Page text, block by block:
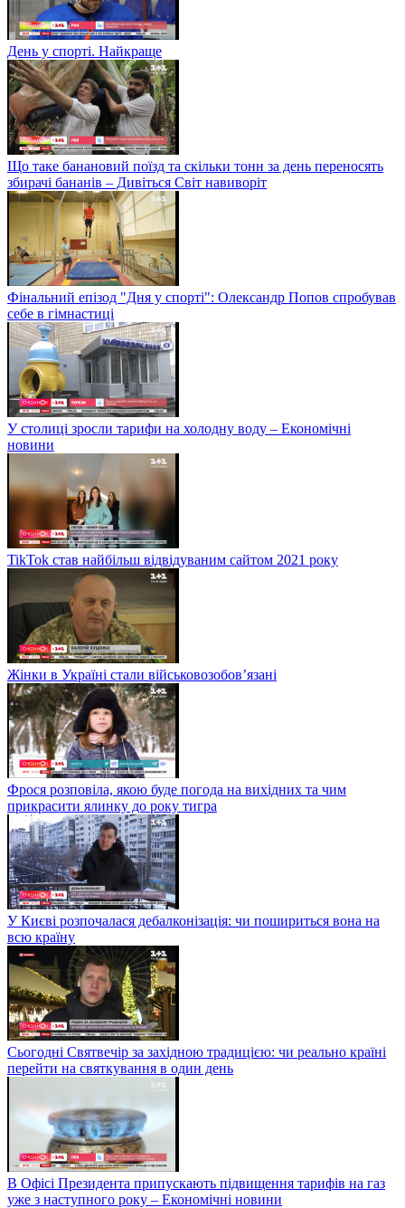
День у спорті. Найкраще
Що таке банановий поїзд та скільки тонн за день переносять
збирачі бананів – Дивіться Світ навиворіт
Фінальний епізод "Дня у спорті": Олександр Попов спробував
себе в гімнастиці
У столиці зросли тарифи на холодну воду – Економічні
новини
TikTok став найбільш відвідуваним сайтом 2021 року
Жінки в Україні стали військовозобов’язані
Фрося розповіла, якою буде погода на вихідних та чим
прикрасити ялинку до року тигра
У Києві розпочалася дебалконізація: чи пошириться вона на
всю країну
Сьогодні Святвечір за західною традицією: чи реально країні
перейти на святкування в один день
В Офісі Президента припускають підвищення тарифів на газ
уже з наступного року – Економічні новини